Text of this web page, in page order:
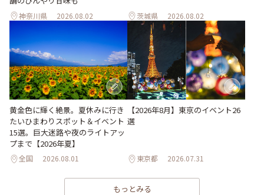
神奈川県 2026.08.02 茨城県 2026.08.02
黄金色に輝く絶景。夏休みに行き
たいひまわりスポット＆イベント
15選。巨大迷路や夜のライトアッ
プまで【2026年夏】
全国 2026.08.01
【2026年8月】東京のイベント26
選
東京都 2026.07.31
もっとみる